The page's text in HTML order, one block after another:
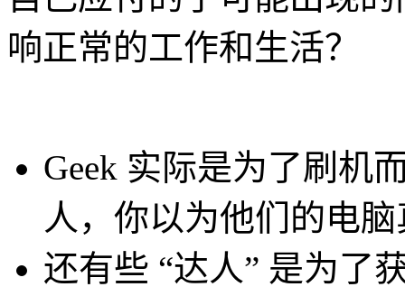
响正常的工作和生活？
Geek 实际是为了刷机
人，你以为他们的电
还有些 “达人” 是为了